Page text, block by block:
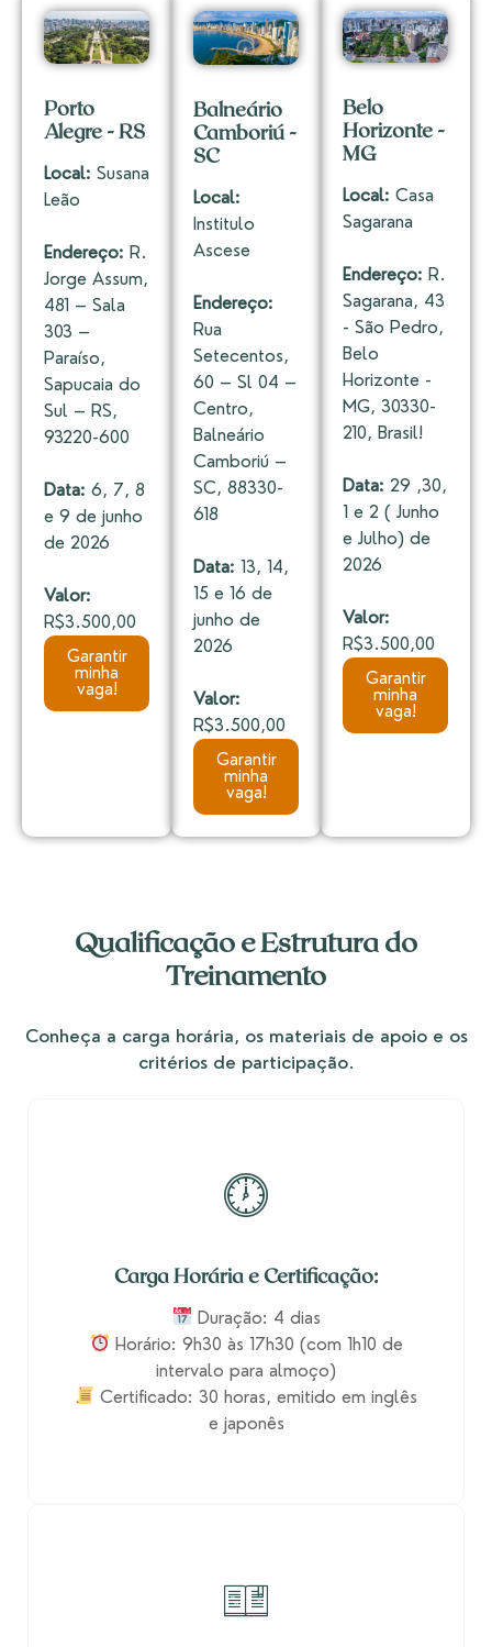
Porto
Alegre - RS
Local: Susana
Leão
Endereço: R.
Jorge Assum,
481 – Sala
303 –
Paraíso,
Sapucaia do
Sul – RS,
93220-600
Data: 6, 7, 8
e 9 de junho
de 2026
Valor:
R$3.500,00
Garantir
minha
vaga!
Balneário
Camboriú -
SC
Local:
Institulo
Ascese
Endereço:
Rua
Setecentos,
60 – Sl 04 –
Centro,
Balneário
Camboriú –
SC, 88330-
618
Data: 13, 14,
15 e 16 de
junho de
2026
Valor:
R$3.500,00
Garantir
minha
vaga!
Belo
Horizonte -
MG
Local: Casa
Sagarana
Endereço: R.
Sagarana, 43
- São Pedro,
Belo
Horizonte -
MG, 30330-
210, Brasil!
Data: 29 ,30,
1 e 2 ( Junho
e Julho) de
2026
Valor:
R$3.500,00
Garantir
minha
vaga!
Qualificação e Estrutura do
Treinamento
Conheça a carga horária, os materiais de apoio e os
critérios de participação.
Carga Horária e Certificação:
Duração: 4 dias
Horário: 9h30 às 17h30 (com 1h10 de
intervalo para almoço)
Certificado: 30 horas, emitido em inglês
e japonês